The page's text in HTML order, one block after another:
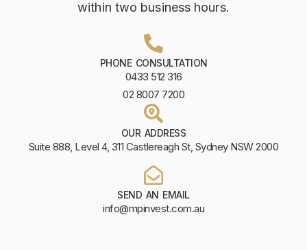
within two business hours.
PHONE CONSULTATION
0433 512 316
02 8007 7200
OUR ADDRESS
Suite 888, Level 4, 311 Castlereagh St, Sydney NSW 2000
SEND AN EMAIL
info@mpinvest.com.au